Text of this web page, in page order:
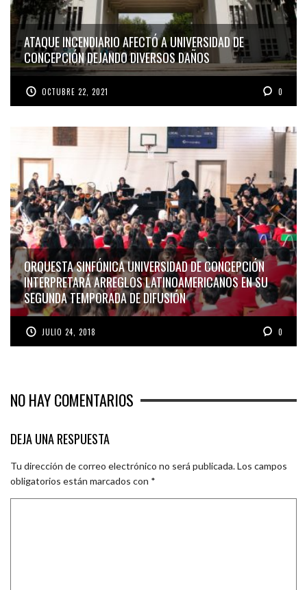
ATAQUE INCENDIARIO AFECTÓ A UNIVERSIDAD DE
CONCEPCIÓN DEJANDO DIVERSOS DAÑOS
OCTUBRE 22, 2021 0
ORQUESTA SINFÓNICA UNIVERSIDAD DE CONCEPCIÓN
INTERPRETARÁ ARREGLOS LATINOAMERICANOS EN SU
SEGUNDA TEMPORADA DE DIFUSIÓN
JULIO 24, 2018 0
NO HAY COMENTARIOS
DEJA UNA RESPUESTA
Tu dirección de correo electrónico no será publicada.Los campos
obligatorios están marcados con *